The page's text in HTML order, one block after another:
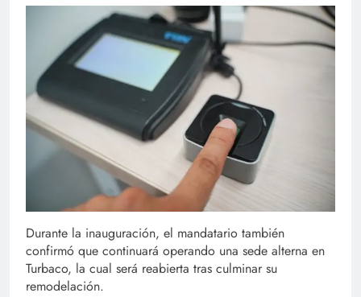
Durante la inauguración, el mandatario también
confirmó que continuará operando una sede alterna en
Turbaco, la cual será reabierta tras culminar su
remodelación.